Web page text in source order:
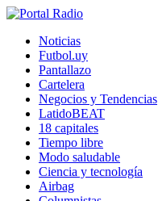
Noticias
Futbol.uy
Pantallazo
Cartelera
Negocios y Tendencias
LatidoBEAT
18 capitales
Tiempo libre
Modo saludable
Ciencia y tecnología
Airbag